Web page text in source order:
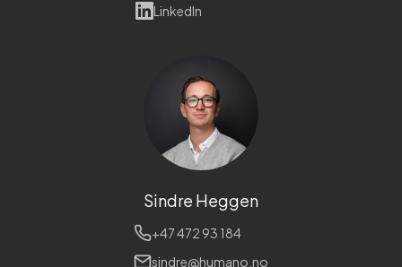
LinkedIn
Sindre Heggen
+47 472 93 184
sindre@humano.no